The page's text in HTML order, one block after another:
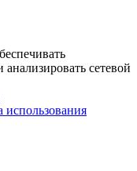
сетевой
использования